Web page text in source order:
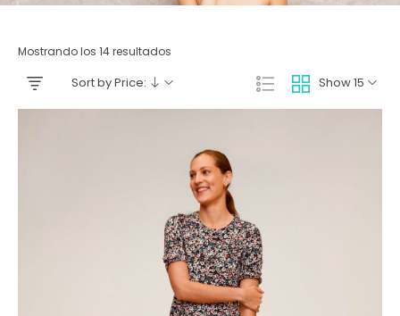
Mostrando los 14 resultados
Show 15
Sort by Price: